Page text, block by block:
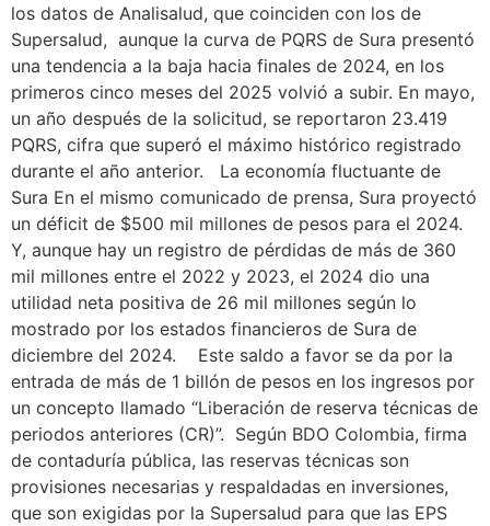
los datos de Analisalud, que coinciden con los de
Supersalud, aunque la curva de PQRS de Sura presentó
una tendencia a la baja hacia finales de 2024, en los
primeros cinco meses del 2025 volvió a subir. En mayo,
un año después de la solicitud, se reportaron 23.419
PQRS, cifra que superó el máximo histórico registrado
durante el año anterior. La economía fluctuante de
Sura En el mismo comunicado de prensa, Sura proyectó
un déficit de $500 mil millones de pesos para el 2024.
Y, aunque hay un registro de pérdidas de más de 360
mil millones entre el 2022 y 2023, el 2024 dio una
utilidad neta positiva de 26 mil millones según lo
mostrado por los estados financieros de Sura de
diciembre del 2024. Este saldo a favor se da por la
entrada de más de 1 billón de pesos en los ingresos por
un concepto llamado “Liberación de reserva técnicas de
periodos anteriores (CR)”. Según BDO Colombia, firma
de contaduría pública, las reservas técnicas son
provisiones necesarias y respaldadas en inversiones,
que son exigidas por la Supersalud para que las EPS